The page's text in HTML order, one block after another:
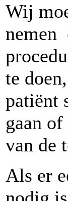
Wij
nemen
te
patiënt
gaan
van de
Als er